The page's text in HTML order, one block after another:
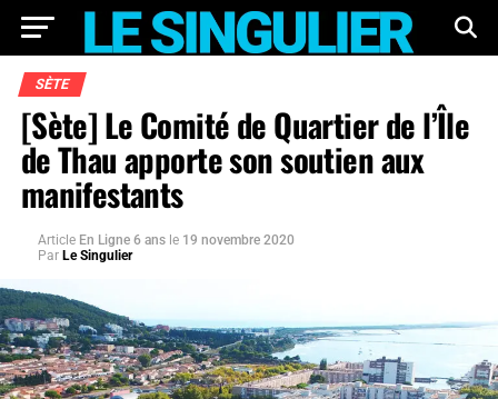
SÈTE
[Sète] Le Comité de Quartier de l’Île
de Thau apporte son soutien aux
manifestants
Article En Ligne 6 ans le 19 novembre 2020
Par Le Singulier